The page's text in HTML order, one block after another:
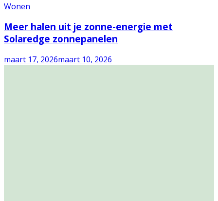
Wonen
Meer halen uit je zonne-energie met
Solaredge zonnepanelen
maart 17, 2026maart 10, 2026